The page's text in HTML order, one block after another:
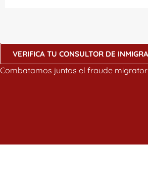
VERIFICA TU CONSULTOR DE
Combatamos juntos el fraude